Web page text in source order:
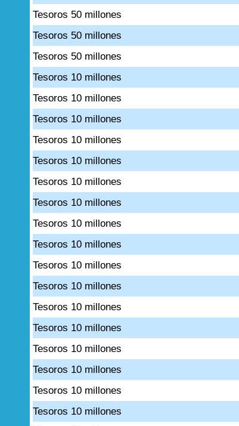
Tesoros 50 millones
Tesoros 50 millones
Tesoros 50 millones
Tesoros 10 millones
Tesoros 10 millones
Tesoros 10 millones
Tesoros 10 millones
Tesoros 10 millones
Tesoros 10 millones
Tesoros 10 millones
Tesoros 10 millones
Tesoros 10 millones
Tesoros 10 millones
Tesoros 10 millones
Tesoros 10 millones
Tesoros 10 millones
Tesoros 10 millones
Tesoros 10 millones
Tesoros 10 millones
Tesoros 10 millones